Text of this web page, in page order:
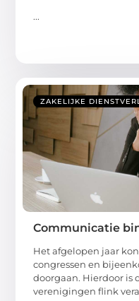
...
ZAKELIJKE
Communicatie
Het afgelopen jaar
congressen en
doorgaan. Hierdoor is
verenigingen flink